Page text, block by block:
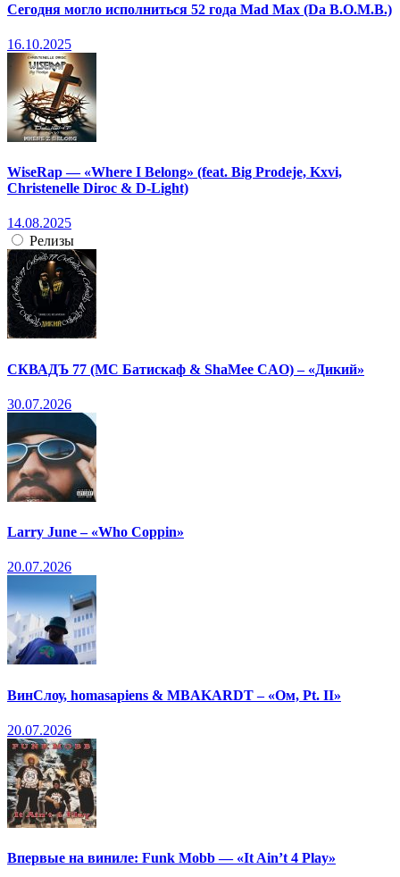
Сегодня могло исполниться 52 года Mad Max (Da B.O.M.B.)
16.10.2025
WiseRap — «Where I Belong» (feat. Big Prodeje, Kxvi,
Christenelle Diroc & D-Light)
14.08.2025
Релизы
СКВАДЪ 77 (МС Батискаф & ShaMee CAO) – «Дикий»
30.07.2026
Larry June – «Who Coppin»
20.07.2026
ВинСлоу, homasapiens & MBAKARDT – «Ом, Pt. II»
20.07.2026
Впервые на виниле: Funk Mobb — «It Ain’t 4 Play»